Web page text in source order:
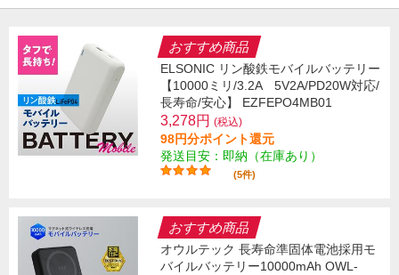
おすすめ商品
ELSONIC リン酸鉄モバイルバッテリー
【10000ミリ/3.2A 5V2A/PD20W対応/
長寿命/安心】 EZFEPO4MB01
3,278円 (税込)
98円分ポイント還元
発送目安：即納（在庫あり）
(5件)
おすすめ商品
オウルテック 長寿命準固体電池採用モ
バイルバッテリー10000mAh OWL-